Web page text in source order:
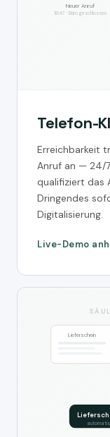
Neuer Anruf
18:47 · Büro geschlossen
Telefon-KI
Erreichbarkeit
Anruf an — 24/
qualifiziert das
Dringendes
Digitalisierung.
Live-Demo
Lieferschein